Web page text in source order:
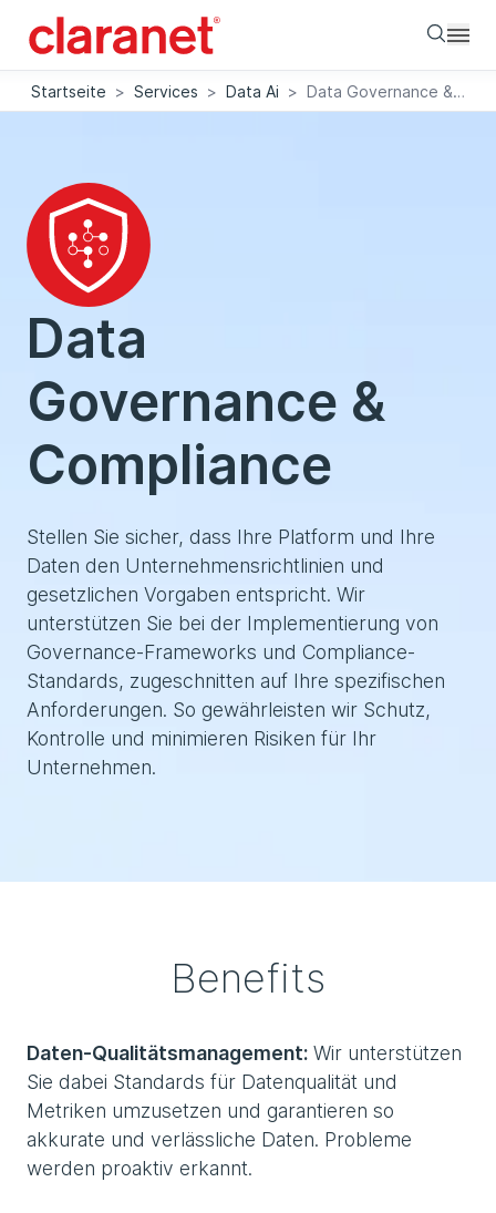
Startseite > Services > Data Ai > Data Governance & Compliance
Data
Governance &
Compliance
Stellen Sie sicher, dass Ihre Platform und Ihre
Daten den Unternehmensrichtlinien und
gesetzlichen Vorgaben entspricht. Wir
unterstützen Sie bei der Implementierung von
Governance-Frameworks und Compliance-
Standards, zugeschnitten auf Ihre spezifischen
Anforderungen. So gewährleisten wir Schutz,
Kontrolle und minimieren Risiken für Ihr
Unternehmen.
Benefits
Daten-Qualitätsmanagement: Wir unterstützen
Sie dabei Standards für Datenqualität und
Metriken umzusetzen und garantieren so
akkurate und verlässliche Daten. Probleme
werden proaktiv erkannt.